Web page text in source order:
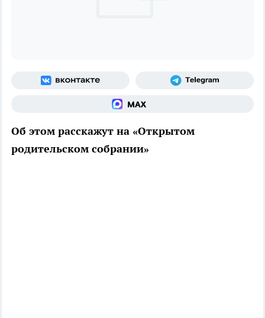
Об этом расскажут на «Открытом
родительском собрании»